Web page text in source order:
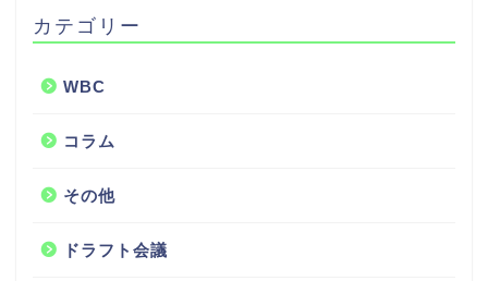
カテゴリー
WBC
コラム
その他
ドラフト会議